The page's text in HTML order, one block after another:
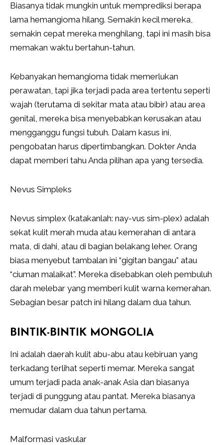
Biasanya tidak mungkin untuk memprediksi berapa
lama hemangioma hilang. Semakin kecil mereka,
semakin cepat mereka menghilang, tapi ini masih bisa
memakan waktu bertahun-tahun.
Kebanyakan hemangioma tidak memerlukan
perawatan, tapi jika terjadi pada area tertentu seperti
wajah (terutama di sekitar mata atau bibir) atau area
genital, mereka bisa menyebabkan kerusakan atau
mengganggu fungsi tubuh. Dalam kasus ini,
pengobatan harus dipertimbangkan. Dokter Anda
dapat memberi tahu Anda pilihan apa yang tersedia.
Nevus Simpleks
Nevus simplex (katakanlah: nay-vus sim-plex) adalah
sekat kulit merah muda atau kemerahan di antara
mata, di dahi, atau di bagian belakang leher. Orang
biasa menyebut tambalan ini “gigitan bangau” atau
“ciuman malaikat”. Mereka disebabkan oleh pembuluh
darah melebar yang memberi kulit warna kemerahan.
Sebagian besar patch ini hilang dalam dua tahun.
BINTIK-BINTIK MONGOLIA
Ini adalah daerah kulit abu-abu atau kebiruan yang
terkadang terlihat seperti memar. Mereka sangat
umum terjadi pada anak-anak Asia dan biasanya
terjadi di punggung atau pantat. Mereka biasanya
memudar dalam dua tahun pertama.
Malformasi vaskular